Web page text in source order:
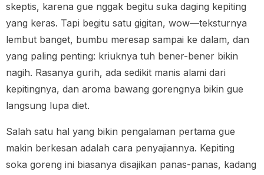
skeptis, karena gue nggak begitu suka daging kepiting
yang keras. Tapi begitu satu gigitan, wow—teksturnya
lembut banget, bumbu meresap sampai ke dalam, dan
yang paling penting: kriuknya tuh bener-bener bikin
nagih. Rasanya gurih, ada sedikit manis alami dari
kepitingnya, dan aroma bawang gorengnya bikin gue
langsung lupa diet.
Salah satu hal yang bikin pengalaman pertama gue
makin berkesan adalah cara penyajiannya. Kepiting
soka goreng ini biasanya disajikan panas-panas, kadang